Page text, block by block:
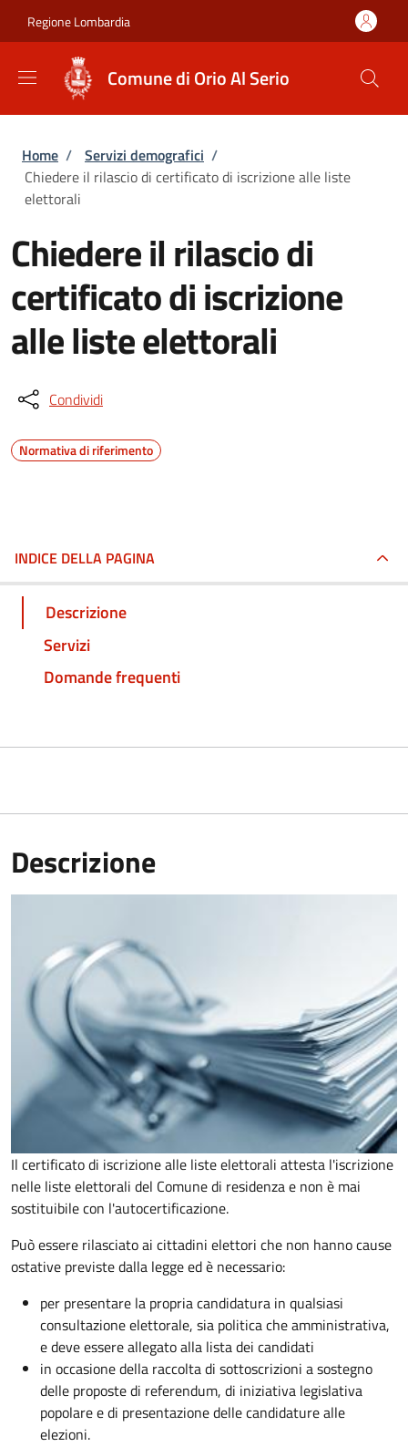
Regione Lombardia
Comune di Orio Al Serio
Briciole di pane
Home / Servizi demografici /
Chiedere il rilascio di certificato di iscrizione alle liste
elettorali
Chiedere il rilascio di
certificato di iscrizione
alle liste elettorali
Condividi
Normativa di riferimento
INDICE DELLA PAGINA
Descrizione
Servizi
Domande frequenti
Descrizione
Il certificato di iscrizione alle liste elettorali attesta l'iscrizione
nelle liste elettorali del Comune di residenza e non è mai
sostituibile con l'autocertificazione.
Può essere rilasciato ai cittadini elettori che non hanno cause
ostative previste dalla legge ed è necessario:
per presentare la propria candidatura in qualsiasi
consultazione elettorale, sia politica che amministrativa,
e deve essere allegato alla lista dei candidati
in occasione della raccolta di sottoscrizioni a sostegno
delle proposte di referendum, di iniziativa legislativa
popolare e di presentazione delle candidature alle
elezioni.